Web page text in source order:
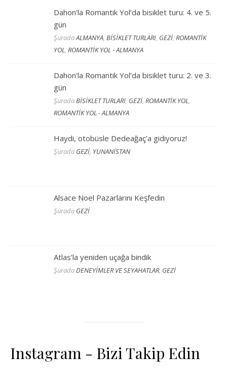
Dahon’la Romantik Yol’da bisiklet turu: 4. ve 5.
gün
ŞuradaALMANYA,BİSİKLET TURLARI, GEZİ,ROMANTİK
YOL,ROMANTİK YOL - ALMANYA
Dahon’la Romantik Yol’da bisiklet turu: 2. ve 3.
gün
ŞuradaBİSİKLET TURLARI, GEZİ,ROMANTİK YOL,
ROMANTİK YOL - ALMANYA
Haydi, otobüsle Dedeağaç’a gidiyoruz!
Şurada GEZİ, YUNANİSTAN
Alsace Noel Pazarlarını Keşfedin
Şurada GEZİ
Atlas’la yeniden uçağa bindik
ŞuradaDENEYİMLER VE SEYAHATLAR, GEZİ
Instagram - Bizi Takip Edin